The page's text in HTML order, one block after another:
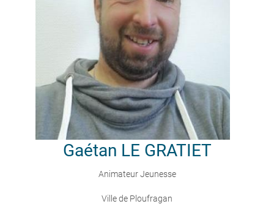
Gaétan LE GRATIET
Animateur Jeunesse
Ville de Ploufragan